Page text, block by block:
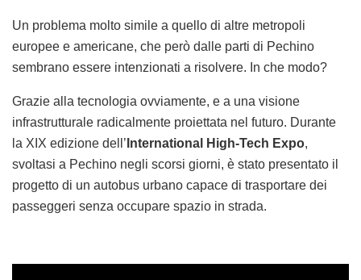
Un problema molto simile a quello di altre metropoli
europee e americane, che però dalle parti di Pechino
sembrano essere intenzionati a risolvere. In che modo?
Grazie alla tecnologia ovviamente, e a una visione
infrastrutturale radicalmente proiettata nel futuro. Durante
la XIX edizione dell’ International High-Tech Expo,
svoltasi a Pechino negli scorsi giorni, è stato presentato il
progetto di un autobus urbano capace di trasportare dei
passeggeri senza occupare spazio in strada.